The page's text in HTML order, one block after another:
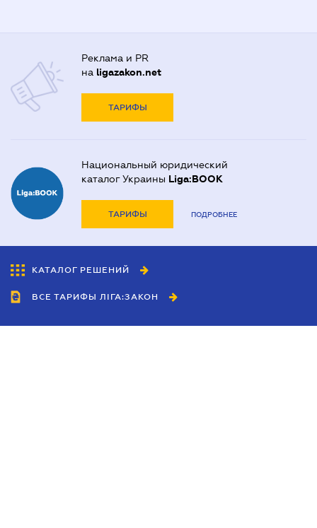
Реклама и PR
на ligazakon.net
ТАРИФЫ
Национальный юридический
каталог Украины Liga:BOOK
ТАРИФЫ ПОДРОБНЕЕ
КАТАЛОГ РЕШЕНИЙ
ВСЕ ТАРИФЫ ЛІГА:ЗАКОН